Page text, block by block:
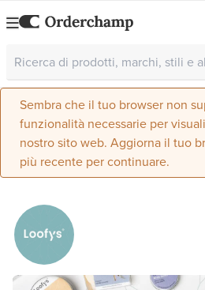
Sembra che il tuo browser non
funzionalità necessarie per
nostro sito web. Aggiorna il tuo
più recente per continuare.